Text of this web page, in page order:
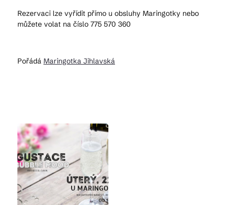
CS EN DE
Rezervaci lze vyřídit přímo u obsluhy Maringotky nebo
můžete volat na číslo 775 570 360
Pořádá Maringotka Jihlavská